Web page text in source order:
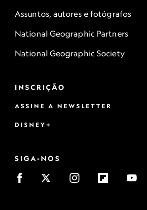
Assuntos, autores e fotógrafos
National Geographic Partners
National Geographic Society
INSCRIÇÃO
ASSINE A NEWSLETTER
DISNEY+
SIGA-NOS